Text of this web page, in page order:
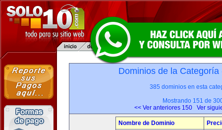
Dominios de la
385 dominios en esta
Mostrando 151 de
<< Ver anteriores 150
Ver
Nombre de Dominio